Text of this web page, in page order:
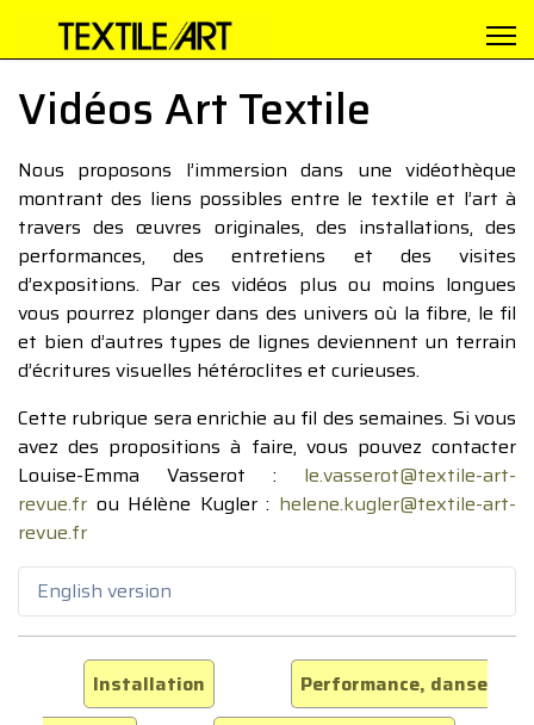
Vidéos Art Textile
Nous proposons l’immersion dans une vidéothèque
montrant des liens possibles entre le textile et l’art à
travers des œuvres originales, des installations, des
performances, des entretiens et des visites
d’expositions. Par ces vidéos plus ou moins longues
vous pourrez plonger dans des univers où la fibre, le fil
et bien d’autres types de lignes deviennent un terrain
d’écritures visuelles hétéroclites et curieuses.
Cette rubrique sera enrichie au fil des semaines. Si vous
avez des propositions à faire, vous pouvez contacter
Louise-Emma Vasserot : le.vasserot@textile-art-
revue.fr ou Hélène Kugler : helene.kugler@textile-art-
revue.fr
English version
Installation
Performance, danse